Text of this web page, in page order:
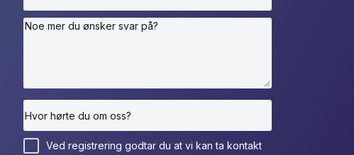
Ved registrering godtar du at vi kan ta kontakt